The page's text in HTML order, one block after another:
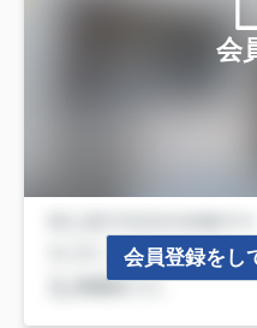
会
会員登録をし